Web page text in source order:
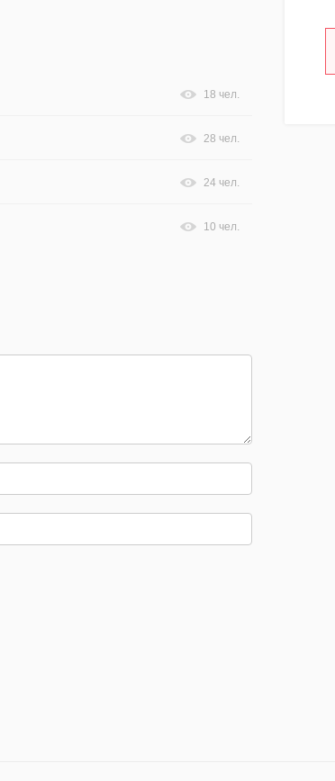
18 чел.
28 чел.
24 чел.
10 чел.